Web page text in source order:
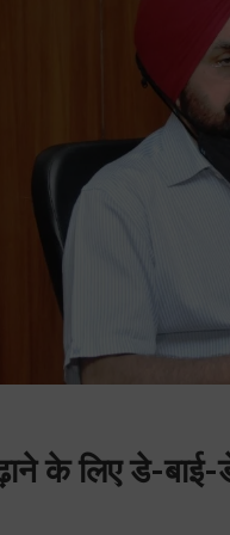
के लिए डे-बाई-